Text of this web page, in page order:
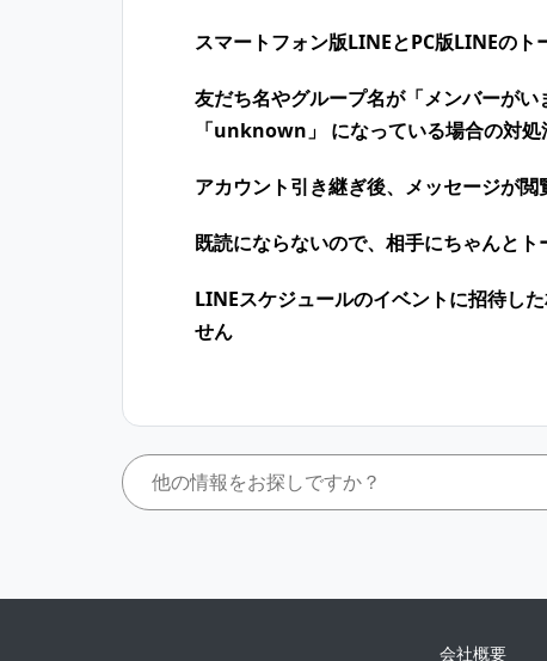
スマートフォン版LINEとPC版LINEのト
友だち名やグループ名が「メンバーがい
「unknown」 になっている場合の対処
アカウント引き継ぎ後、メッセージが閲
既読にならないので、相手にちゃんとト
LINEスケジュールのイベントに招待し
せん
会社概要